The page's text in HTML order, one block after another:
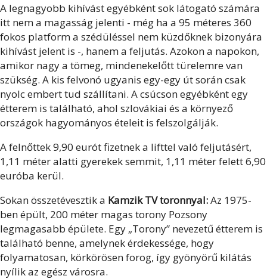
A legnagyobb kihívást egyébként sok látogató számára
itt nem a magasság jelenti - még ha a 95 méteres 360
fokos platform a szédüléssel nem küzdőknek bizonyára
kihívást jelent is -, hanem a feljutás. Azokon a napokon,
amikor nagy a tömeg, mindenekelőtt türelemre van
szükség. A kis felvonó ugyanis egy-egy út során csak
nyolc embert tud szállítani. A csúcson egyébként egy
étterem is található, ahol szlovákiai és a környező
országok hagyományos ételeit is felszolgálják.
A felnőttek 9,90 eurót fizetnek a lifttel való feljutásért,
1,11 méter alatti gyerekek semmit, 1,11 méter felett 6,90
euróba kerül.
Sokan összetévesztik a Kamzik TV toronnyal:Az 1975-
ben épült, 200 méter magas torony Pozsony
legmagasabb épülete. Egy „Torony” nevezetű étterem is
található benne, amelynek érdekessége, hogy
folyamatosan, körkörösen forog, így gyönyörű kilátás
nyílik az egész városra.